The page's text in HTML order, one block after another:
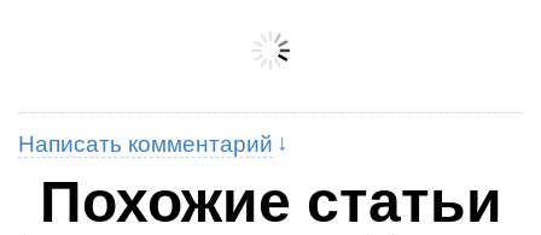
Написать комментарий
Похожие статьи